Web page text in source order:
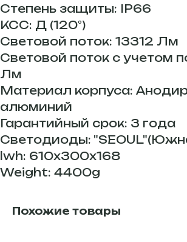
Степень защиты: IP66
КСС: Д (120°)
Световой поток: 13312 Лм
Световой поток с учетом
Лм
Материал корпуса:
алюминий
Гарантийный срок: 3 года
Светодиоды:
lwh: 610x300x168
Weight: 4400g
Похожие товары